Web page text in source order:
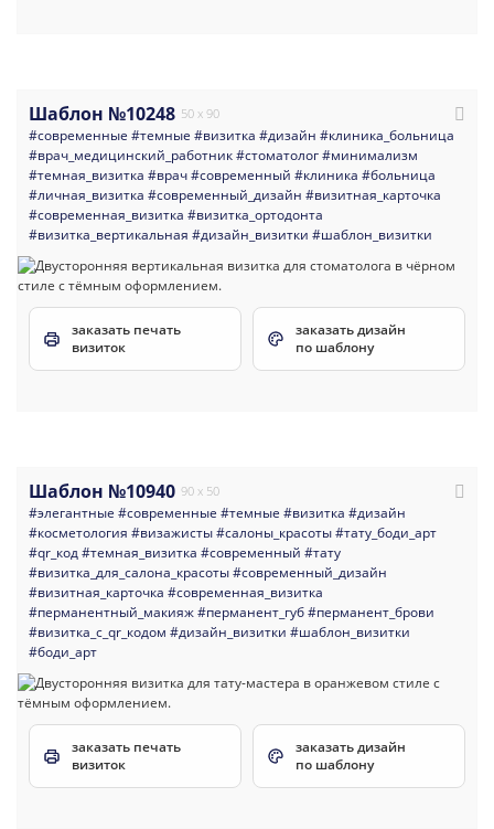
Шаблон №10248 50 x 90
#современные #темные #визитка #дизайн #клиника_больница
#врач_медицинский_работник#стоматолог#минимализм
#темная_визитка #врач#современный #клиника #больница
#личная_визитка #современный_дизайн #визитная_карточка
#современная_визитка #визитка_ортодонта
#визитка_вертикальная #дизайн_визитки #шаблон_визитки
заказать печать
визиток
заказать дизайн
по шаблону
Шаблон №10940 90 x 50
#элегантные #современные #темные #визитка #дизайн
#косметология #визажисты#салоны_красоты#тату_боди_арт
#qr_код#темная_визитка #современный #тату
#визитка_для_салона_красоты#современный_дизайн
#визитная_карточка #современная_визитка
#перманентный_макияж#перманент_губ#перманент_брови
#визитка_с_qr_кодом #дизайн_визитки #шаблон_визитки
#боди_арт
заказать печать
визиток
заказать дизайн
по шаблону